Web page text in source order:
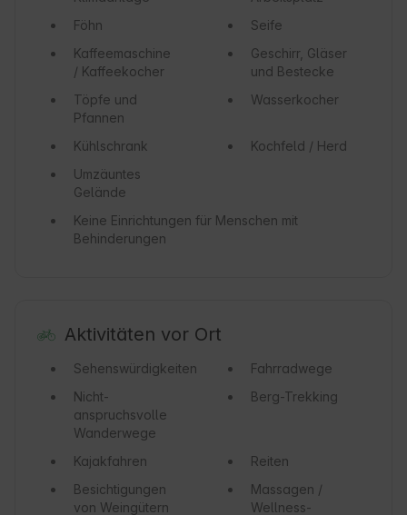
Föhn
Seife
Kaffeemaschine
/ Kaffeekocher
Geschirr, Gläser
und Bestecke
Töpfe und
Pfannen
Wasserkocher
Kühlschrank
Kochfeld / Herd
Umzäuntes
Gelände
Keine Einrichtungen für Menschen mit
Behinderungen
Aktivitäten vor Ort
Sehenswürdigkeiten
Fahrradwege
Nicht-
anspruchsvolle
Wanderwege
Berg-Trekking
Kajakfahren
Reiten
Besichtigungen
von Weingütern
Massagen /
Wellness-